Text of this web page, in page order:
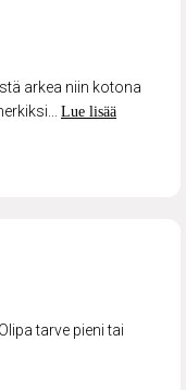
arkea niin kotona
Lue lisää
tarve pieni tai